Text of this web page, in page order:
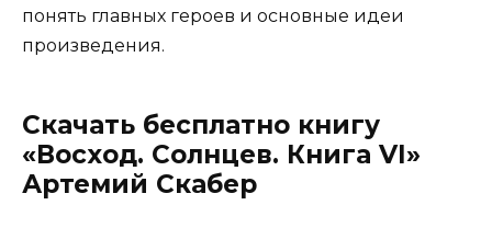
понять главных героев и основные идеи
произведения.
Скачать бесплатно книгу
«Восход. Солнцев. Книга VI»
Артемий Скабер